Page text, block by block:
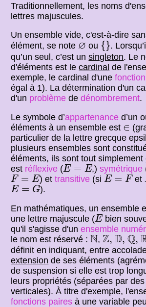
Traditionnellement, les noms
lettres majuscules.
Un ensemble vide, c'est-à-dire
élément, se note ∅
∅ ou {}
{} .
qu’un seul, c’est unsingleton. Le
d'éléments est lecardinal de
exemple, le cardinal d'unefonction
égal à 1). La détermination d'un
d'un problème dedénombrement.
Le symbole d’appartenance d’un
éléments à un ensemble est ∈
∈
particulier de la lettre grecque
plusieurs ensembles sont
éléments, ils sont tout simplement
est réflexive (E = E
E=E ,)symétrique
F = E
F= E ) et transitive(si E = F
E=F et
E = G
E=
).
En mathématiques, un ensemble
une lettre majuscule (E
Ebien
qu'il s'agisse d'unensemble
le nom est réservé : N
N, Z,
Z, D,
D, Q,
Q,
définit en indiquant, entre
extension de ses éléments
de suspension si elle est trop
leurs propriétés (séparées par
verticales). À titre d'exemple,
fonctions paires à une variable